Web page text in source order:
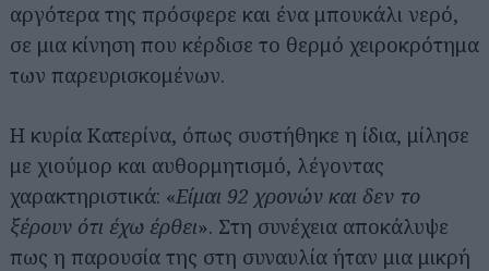
αργότερα της πρόσφερε και ένα μπουκάλι νερό,
σε μια κίνηση που κέρδισε το θερμό χειροκρότημα
των παρευρισκομένων.
Η κυρία Κατερίνα, όπως συστήθηκε η ίδια, μίλησε
με χιούμορ και αυθορμητισμό, λέγοντας
χαρακτηριστικά: «Είμαι 92 χρονών και δεν το
ξέρουν ότι έχω έρθει». Στη συνέχεια αποκάλυψε
πως η παρουσία της στη συναυλία ήταν μια μικρή